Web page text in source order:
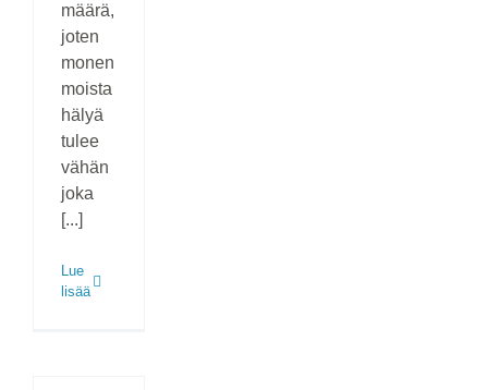
määrä,
joten
monen
moista
hälyä
tulee
vähän
joka
[...]
Lue
lisää